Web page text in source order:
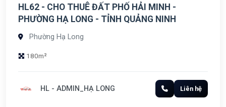
HL62 - CHO THUÊ ĐẤT PHỐ HẢI MINH -
PHƯỜNG HẠ LONG - TỈNH QUẢNG NINH
Phường Hạ Long
180m²
HL - ADMIN_HẠ LONG Liên hệ